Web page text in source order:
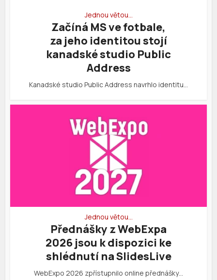
Jednou větou…
Začíná MS ve fotbale,
za jeho identitou stojí
kanadské studio Public
Address
Kanadské studio Public Address navrhlo identitu…
Jednou větou…
Přednášky z WebExpa
2026 jsou k dispozici ke
shlédnutí na SlidesLive
WebExpo 2026 zpřístupnilo online přednášky…